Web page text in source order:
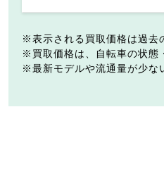
表示される買取価格は過去
買取価格は、自転車の状態
最新モデルや流通量が少な